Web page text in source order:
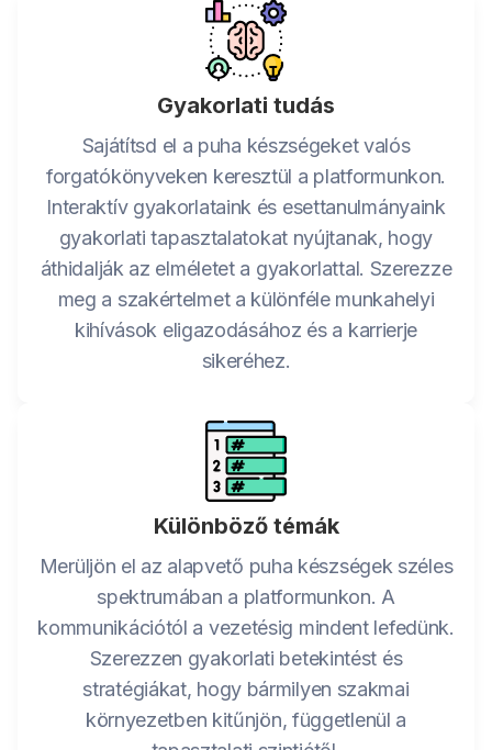
Gyakorlati tudás
Sajátítsd el a puha készségeket valós
forgatókönyveken keresztül a platformunkon.
Interaktív gyakorlataink és esettanulmányaink
gyakorlati tapasztalatokat nyújtanak, hogy
áthidalják az elméletet a gyakorlattal. Szerezze
meg a szakértelmet a különféle munkahelyi
kihívások eligazodásához és a karrierje
sikeréhez.
Különböző témák
Merüljön el az alapvető puha készségek széles
spektrumában a platformunkon. A
kommunikációtól a vezetésig mindent lefedünk.
Szerezzen gyakorlati betekintést és
stratégiákat, hogy bármilyen szakmai
környezetben kitűnjön, függetlenül a